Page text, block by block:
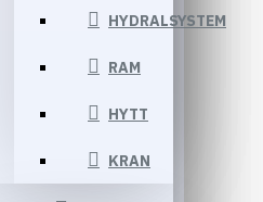
HYDRALSYSTEM
RAM
HYTT
KRAN